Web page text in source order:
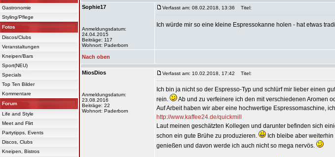
Gastronomie
Styling/Pflege
Fotos
Discos/Clubs
Veranstaltungen
Kneipen/Bars
Sport(NEU)
Specials
Top Ten Bilder
Kommentare
Forum
Life and Style
Meet and Flirt
Partytipps, Events
Discos, Clubs
Kneipen, Bistros
Sophie17
Anmeldungsdatum:
24.04.2015
Beiträge: 117
Wohnort: Paderborn
Verfasst am: 08.02.2018, 13:36 Titel:
Ich würde mir so eine kleine Espressokanne holen - hat etwas
Nach oben
MiosDios
Anmeldungsdatum:
23.08.2016
Beiträge: 22
Wohnort: Paderborn
Verfasst am: 10.02.2018, 17:42 Titel:
Ich bin ja nicht so der Espresso-Typ und schlürf mir lieber einen
rein.
Ab und zu verfeinere ich den mit verschiedenen Aromen
Auf Arbeit haben wir aber eine hochwertige Espressomaschine,
http://www.kaffee24.de/quickmill
Laut meinen geschätzten Kollegen und darunter befinden sich
schon ein gute Brühe zu produzieren.
Ich bleibe aber
genießen und davon werde ich auch nicht so mega nervös.